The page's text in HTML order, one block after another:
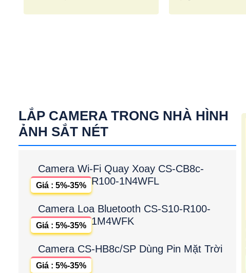
LẮP CAMERA TRONG NHÀ HÌNH
ẢNH SẮT NÉT
Camera Wi-Fi Quay Xoay CS-CB8c-
R100-1N4WFL
Giá : 5%-35%
Camera Loa Bluetooth CS-S10-R100-
1M4WFK
Giá : 5%-35%
Camera CS-HB8c/SP Dùng Pin Mặt Trời
Giá : 5%-35%